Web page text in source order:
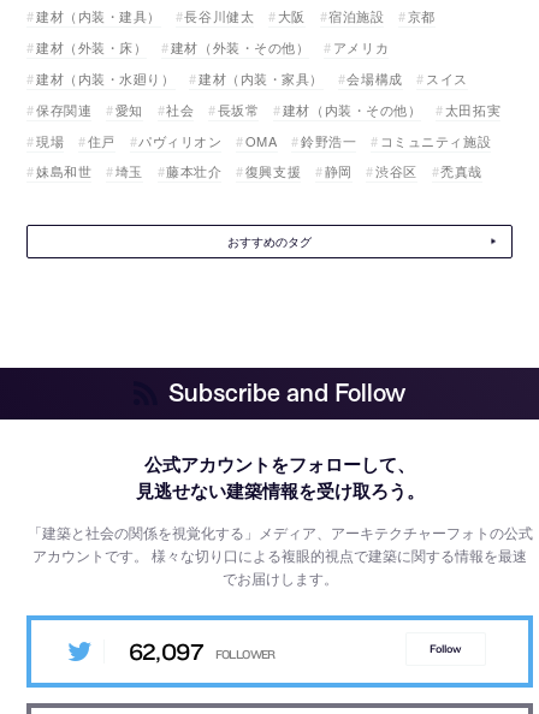
建材（内装・建具）
長谷川健太 大阪 宿泊施設
京都
建材（外装・床）
建材（外装・その他）
アメリカ
建材（内装・水廻り）
建材（内装・家具） 会場構成
スイス
保存関連
愛知 社会 長坂常 建材（内装・その他）
太田拓実
現場
住戸 パヴィリオン OMA 鈴野浩一
コミュニティ施設
妹島和世
埼玉 藤本壮介 復興支援 静岡 渋谷区 禿真哉
おすすめのタグ
Subscribe and Follow
公式アカウントをフォローして、
見逃せない建築情報を受け取ろう。
「建築と社会の関係を視覚化する」メディア、アーキテクチャーフォトの公式
アカウントです。様々な切り口による複眼的視点で建築に関する情報を最速
でお届けします。
62,097 Follow